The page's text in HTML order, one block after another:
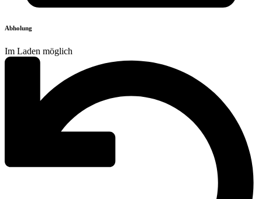
Abholung
Im Laden möglich